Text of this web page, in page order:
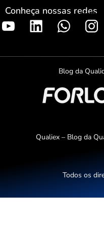
Conheça nossas redes
Blog da
Qualiex – Blog da
Todos os